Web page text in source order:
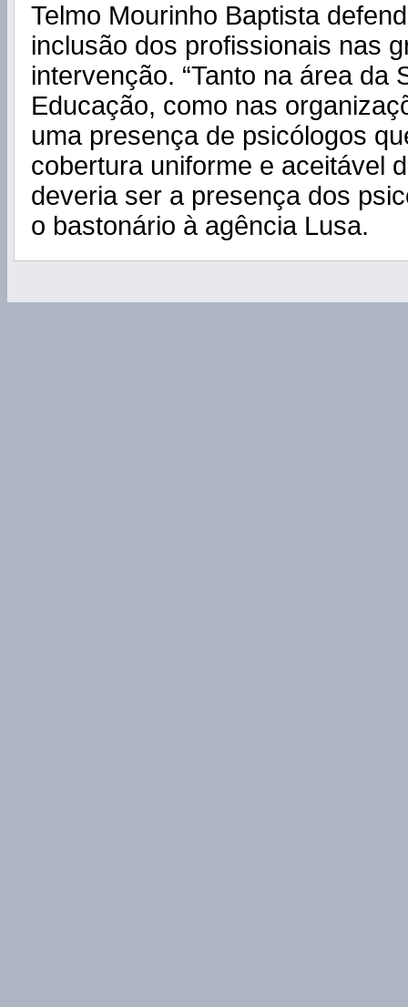
Telmo Mourinho Baptista
inclusão dos profissionais nas
intervenção. “Tanto na área da
Educação, como nas
uma presença de psicólogos
cobertura uniforme e aceitável
deveria ser a presença dos
o bastonário à agência Lusa.